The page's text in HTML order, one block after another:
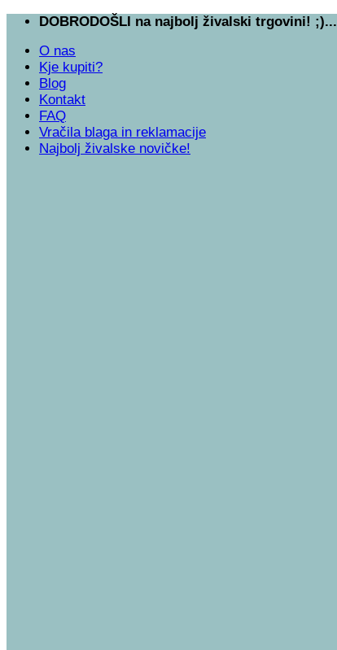
Skoči
vsebino
DOBRODOŠLI na najbolj živalski trgovini! ;)...
O nas
Kje kupiti?
Blog
Kontakt
FAQ
Vračila blaga in reklamacije
Najbolj živalske novičke!